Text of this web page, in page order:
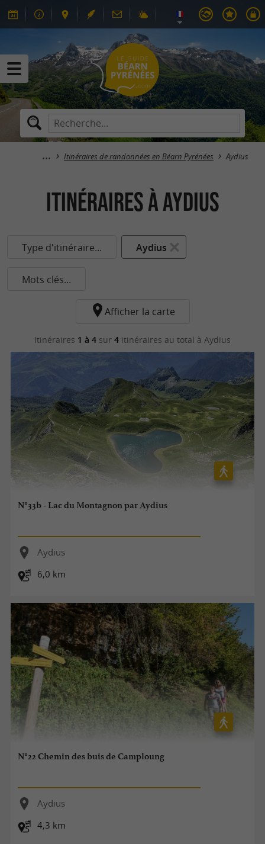
Itinéraires de randonnées en Béarn Pyrénées Aydius
itinéraires à Aydius
Type d'itinéraire... Aydius
Mots clés...
Afficher la carte
Itinéraires 1 à 4 sur 4 itinéraires au total à Aydius
N°33b - Lac du Montagnon par Aydius
Aydius
6,0 km
N°22 Chemin des buis de Camploung
Aydius
4,3 km